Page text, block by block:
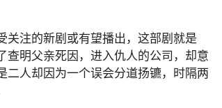
关注的新剧或有望播出，这部剧就是
查明父亲死因，进入仇人的公司，却意
二人却因为一个误会分道扬镳，时隔两